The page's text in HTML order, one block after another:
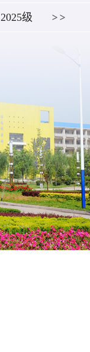
2025级